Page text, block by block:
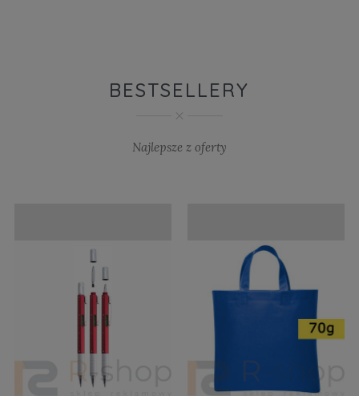
BESTSELLERY
Najlepsze z oferty